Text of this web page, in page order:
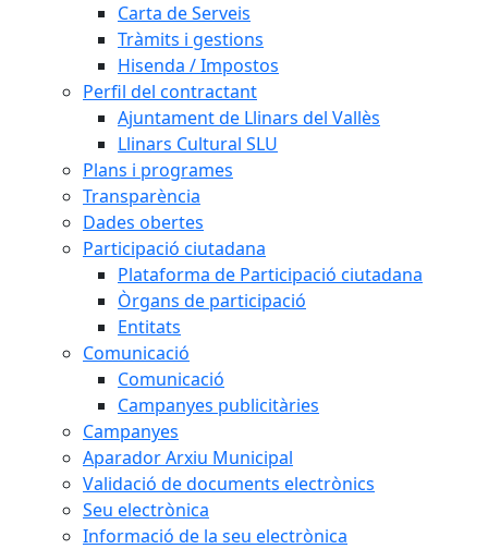
Carta de Serveis
Tràmits i gestions
Hisenda / Impostos
Perfil del contractant
Ajuntament de Llinars del Vallès
Llinars Cultural SLU
Plans i programes
Transparència
Dades obertes
Participació ciutadana
Plataforma de Participació ciutadana
Òrgans de participació
Entitats
Comunicació
Comunicació
Campanyes publicitàries
Campanyes
Aparador Arxiu Municipal
Validació de documents electrònics
Seu electrònica
Informació de la seu electrònica